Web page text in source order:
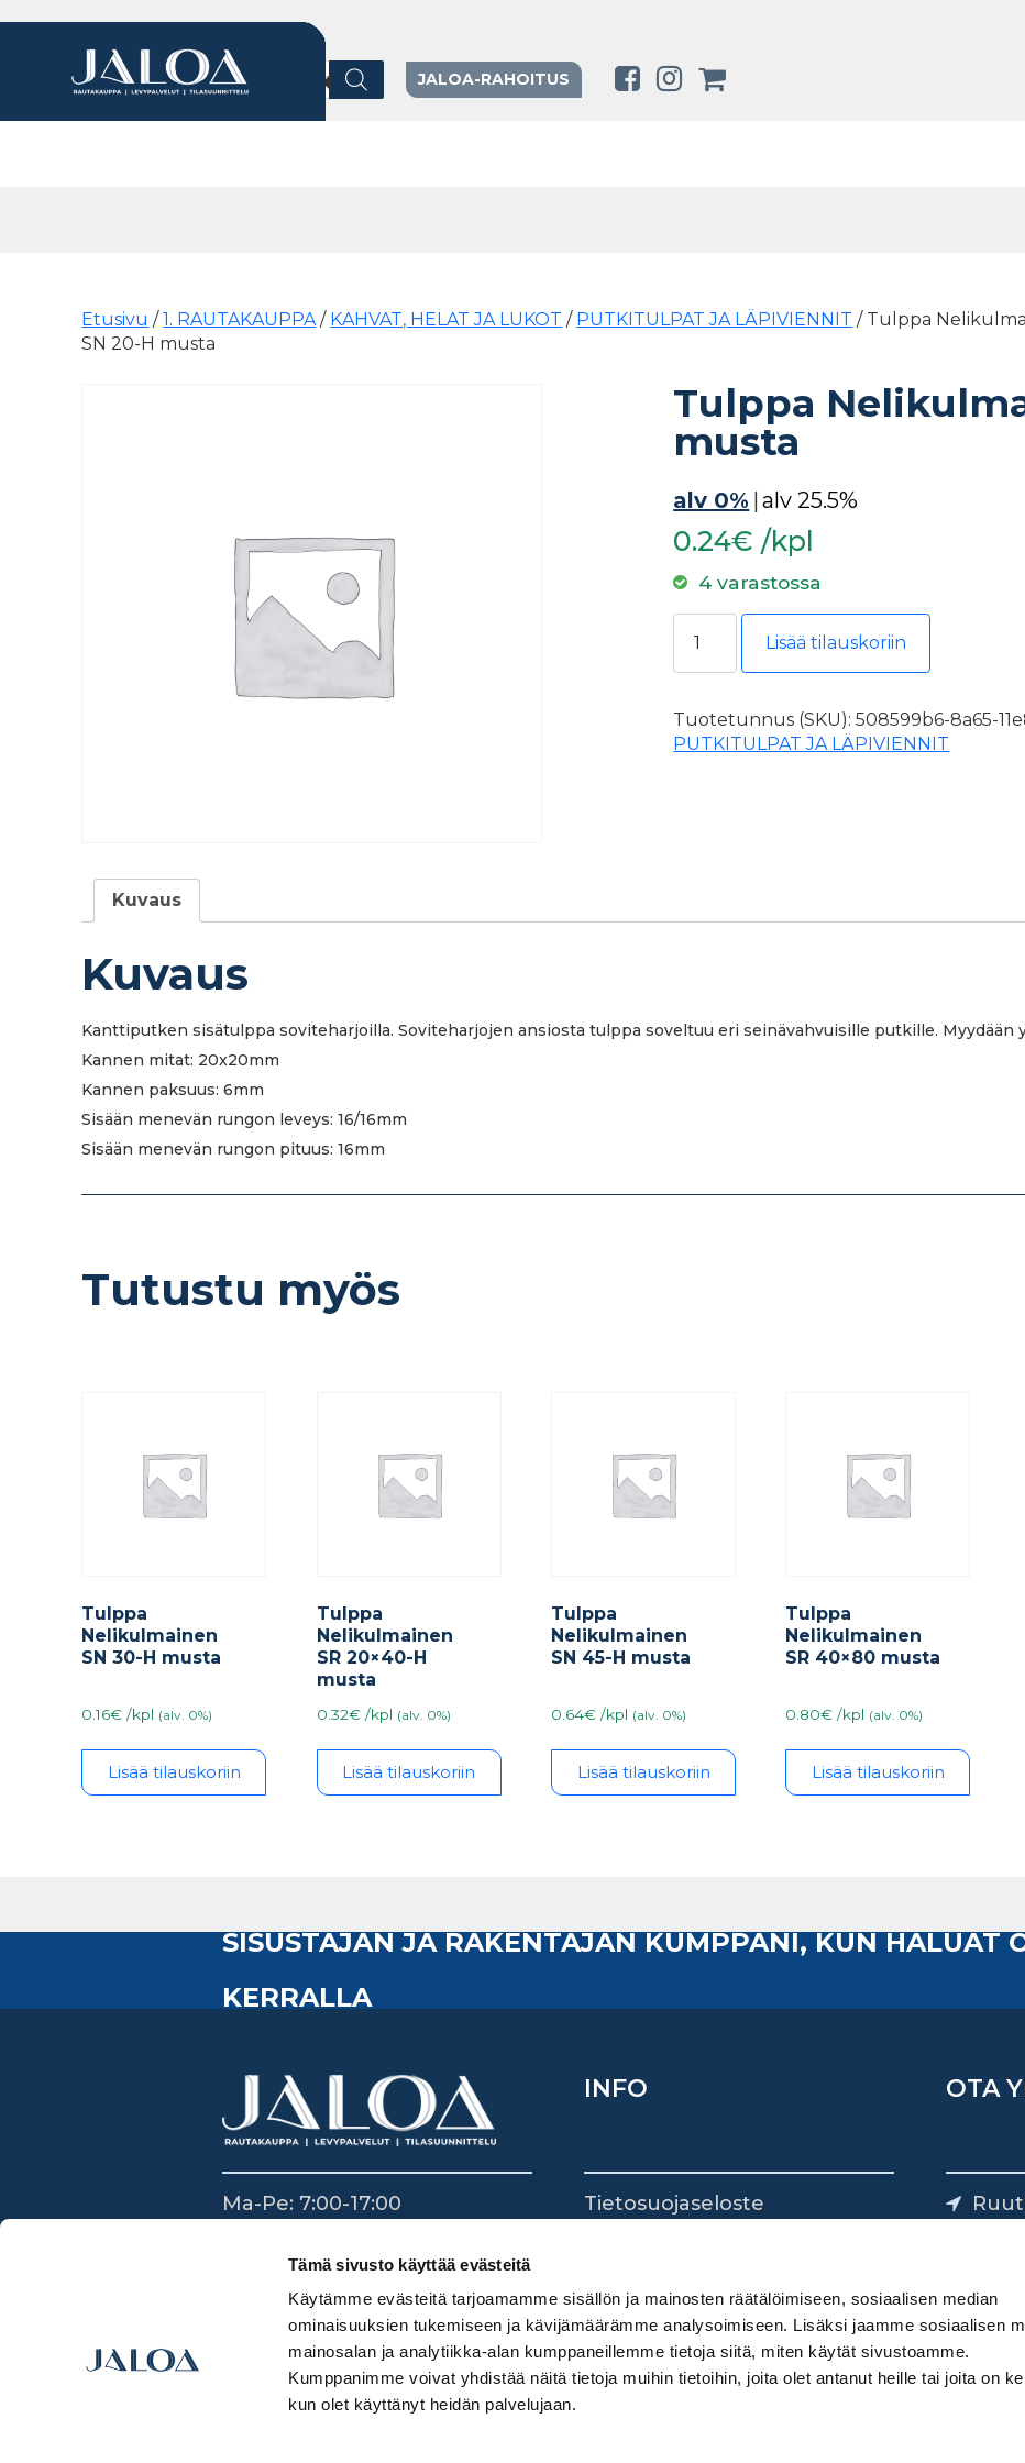
Tämä sivusto käyttää evästeitä
Käytämme evästeitä tarjoamamme sisällön ja mainosten räätälöimiseen, sosiaalisen median
ominaisuuksien tukemiseen ja kävijämäärämme analysoimiseen. Lisäksi jaamme sosiaalisen
mainosalan ja analytiikka-alan kumppaneillemme tietoja siitä, miten käytät sivustoamme.
Kumppanimme voivat yhdistää näitä tietoja muihin tietoihin, joita olet antanut heille tai joita on
kun olet käyttänyt heidän palvelujaan.
Products search
JALOA-RAHOITUS
Etusivu /1. RAUTAKAUPPA / KAHVAT, HELAT JA LUKOT / PUTKITULPAT JA LÄPIVIENNIT / Tulppa
SN 20-H musta
Tulppa
musta
alv 0% |alv 25.5%
0.24€ /kpl
4 varastossa
Tulppa Nelikulmainen SN 20-H musta
Lisää tilauskoriin
Tuotetunnus (SKU):508599b6-8a65-
PUTKITULPAT JA LÄPIVIENNIT
Kuvaus
Kuvaus
Kanttiputken sisätulppa soviteharjoilla. Soviteharjojen ansiosta tulppa soveltuu eri seinävahvuisille putkille. Myydään
Kannen mitat: 20x20mm
Kannen paksuus: 6mm
Sisään menevän rungon leveys: 16/16mm
Sisään menevän rungon pituus: 16mm
Tutustu myös
Tulppa
Nelikulmainen
SN 30-H musta
0.16€ /kpl (alv. 0%)
Lisää tilauskoriin
Tulppa
Nelikulmainen
SR 20×40-H
musta
0.32€ /kpl (alv. 0%)
Lisää tilauskoriin
Tulppa
Nelikulmainen
SN 45-H musta
0.64€ /kpl (alv. 0%)
Lisää tilauskoriin
Tulppa
Nelikulmainen
SR 40×80 musta
0.80€ /kpl (alv. 0%)
Lisää tilauskoriin
SISUSTAJAN JA RAKENTAJAN KUMPPANI, KUN HALUAT
KERRALLA
Ma-Pe: 7:00-17:00
Su: Suljettu
INFO
Tietosuojaseloste
OTA